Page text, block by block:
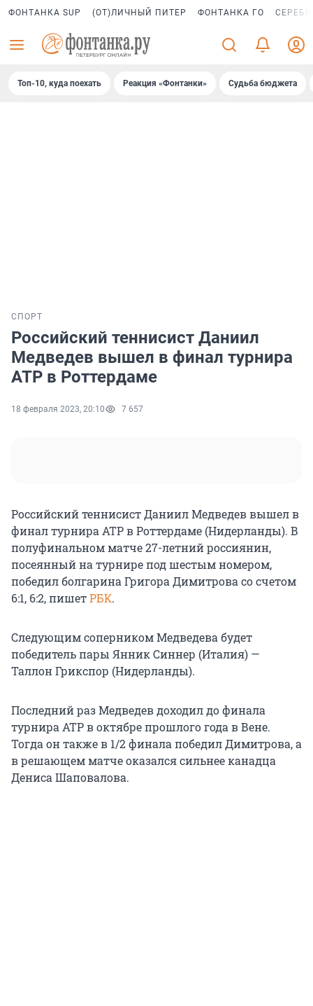
ФОНТАНКА SUP (ОТ)ЛИЧНЫЙ ПИТЕР ФОНТАНКА ГО
Топ-10, куда поехать Реакция «Фонтанки» Судьба бюджета
СПОРТ
Российский теннисист Даниил
Медведев вышел в финал турнира
ATP в Роттердаме
18 февраля 2023, 20:10 7 657
Российский теннисист Даниил Медведев вышел в
финал турнира ATP в Роттердаме (Нидерланды). В
полуфинальном матче 27-летний россиянин,
посеянный на турнире под шестым номером,
победил болгарина Григора Димитрова со счетом
6:1, 6:2, пишетРБК.
Следующим соперником Медведева будет
победитель пары Янник Синнер (Италия) —
Таллон Грикспор (Нидерланды).
Последний раз Медведев доходил до финала
турнира ATP в октябре прошлого года в Вене.
Тогда он также в 1/2 финала победил Димитрова, а
в решающем матче оказался сильнее канадца
Дениса Шаповалова.